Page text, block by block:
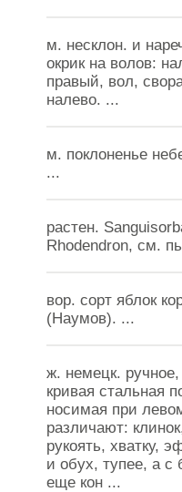
м. несклон. и
окрик на волов:
правый, вол,
налево. ...
м. поклоненье
...
растен.
Rhodendron, см.
вор. сорт яблок
(Наумов). ...
ж. немецк.
кривая стальная
носимая при
различают:
рукоять, хватку,
и обух, тупее, а с
еще кон ...